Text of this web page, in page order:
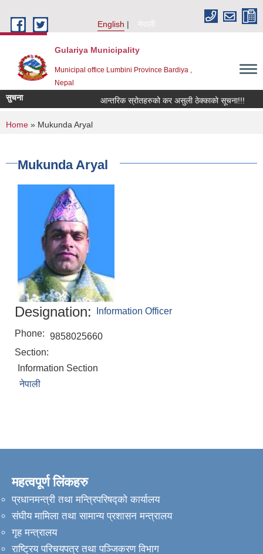
English
नेपाली
Gulariya Municipality
Municipal office Lumbini Province Bardiya ,
Nepal
सुचना आन्तरिक स्रोतहरुको कर असुली ठेक्काको सूचना!!!
You are here
Home » Mukunda Aryal
Mukunda Aryal
Designation: Information Officer
Phone: 9858025660
Section:
Information Section
नेपाली
महत्वपूर्ण लिंकहरु
प्रधानमन्त्री तथा मन्त्रिपरिषद्को कार्यालय
संघीय मामिला तथा सामान्य प्रशासन मन्त्रालय
गृह मन्त्रालय
राष्ट्रिय परिचयपत्र तथा पञ्जिकरण विभाग